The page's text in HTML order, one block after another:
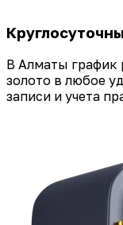
В Алматы график
золото в любое
записи и учета